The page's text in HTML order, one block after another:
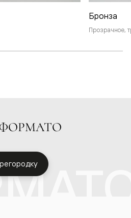
Бронза
Прозрачное,